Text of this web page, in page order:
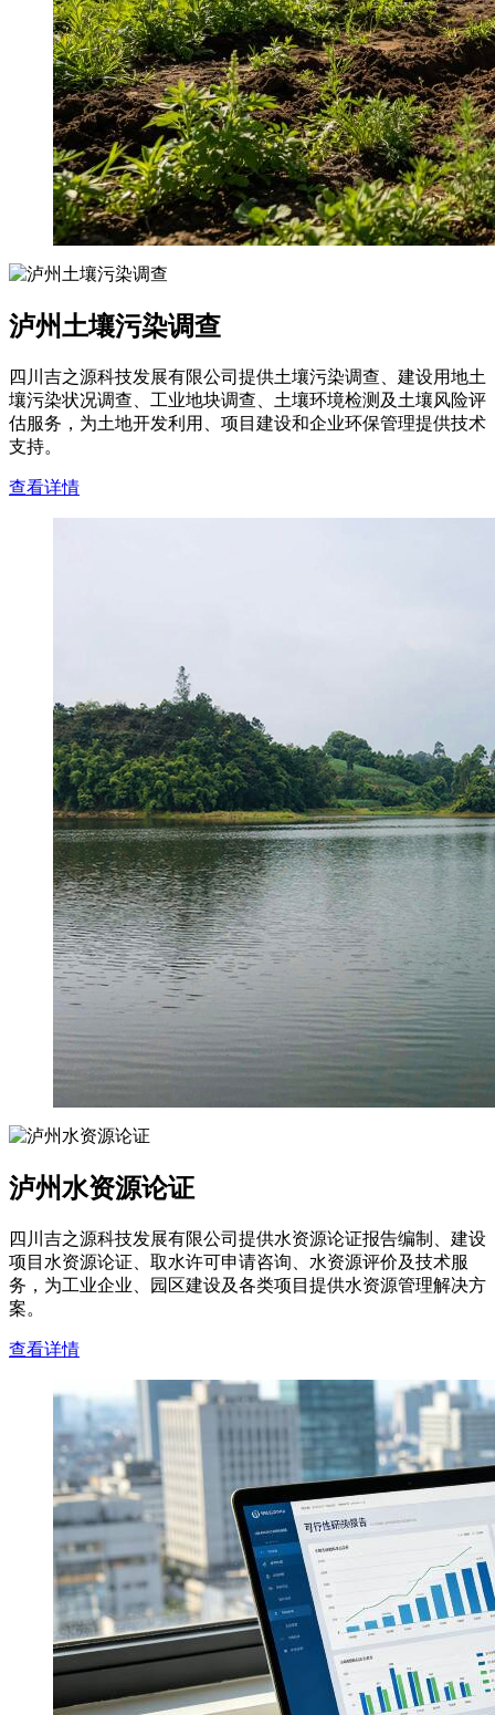
泸州土壤污染调查
四川吉之源科技发展有限公司提供土壤污染调查、建设用地土
壤污染状况调查、工业地块调查、土壤环境检测及土壤风险评
估服务，为土地开发利用、项目建设和企业环保管理提供技术
支持。
查看详情
泸州水资源论证
四川吉之源科技发展有限公司提供水资源论证报告编制、建设
项目水资源论证、取水许可申请咨询、水资源评价及技术服
务，为工业企业、园区建设及各类项目提供水资源管理解决方
案。
查看详情